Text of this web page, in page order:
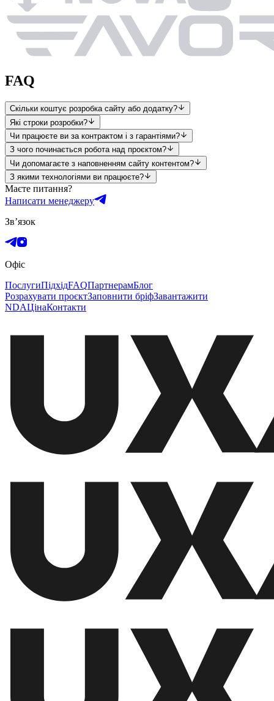
FAQ
Скільки коштує розробка сайту або додатку?
Які строки розробки?
Чи працюєте ви за контрактом і з гарантіями?
З чого починається робота над проєктом?
Чи допомагаєте з наповненням сайту контентом?
З якими технологіями ви працюєте?
Маєте питання?
Написати менеджеру
Зв’язок
Офіс
ПослугиПідхідFAQПартнерамБлог
Розрахувати проєктЗаповнити бріфЗавантажити
NDAЦінаКонтакти